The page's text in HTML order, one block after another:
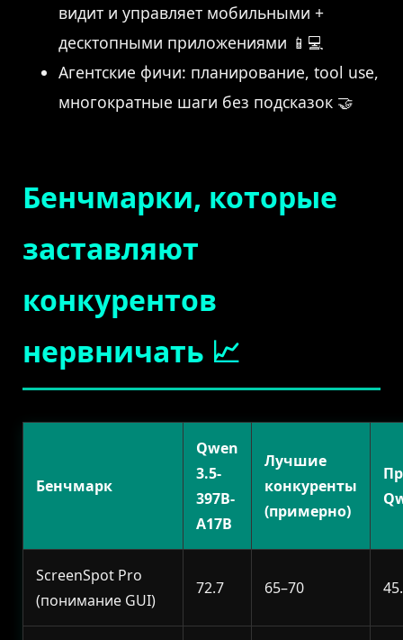
видит и управляет мобильными +
десктопными приложениями 📱💻
Агентские фичи: планирование, tool use,
многократные шаги без подсказок 🤝
Бенчмарки, которые
заставляют
конкурентов
нервничать 📈
Бенчмарк
Qwen
3.5-
397B-
A17B
Лучшие
конкуренты
(примерно)
ScreenSpot Pro
(понимание GUI)
72.7 65–70